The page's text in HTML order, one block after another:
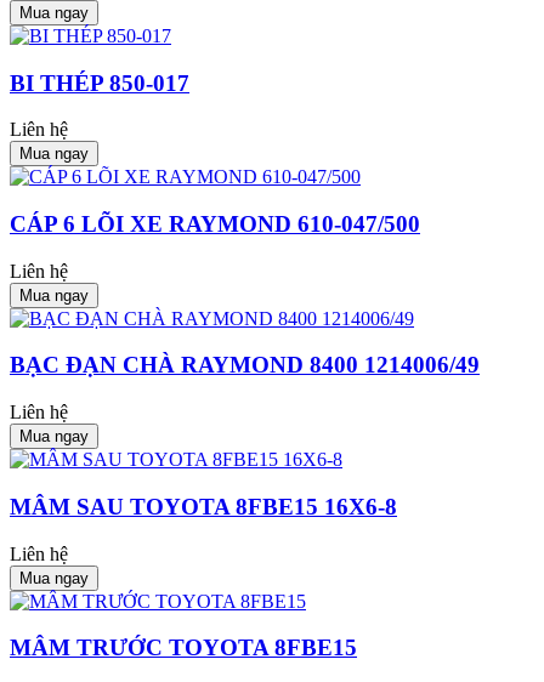
Mua ngay
BI THÉP 850-017
Liên hệ
Mua ngay
CÁP 6 LÕI XE RAYMOND 610-047/500
Liên hệ
Mua ngay
BẠC ĐẠN CHÀ RAYMOND 8400 1214006/49
Liên hệ
Mua ngay
MÂM SAU TOYOTA 8FBE15 16X6-8
Liên hệ
Mua ngay
MÂM TRƯỚC TOYOTA 8FBE15